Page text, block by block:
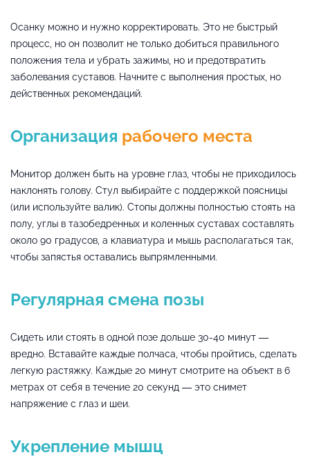
Осанку можно и нужно корректировать. Это не быстрый
процесс, но он позволит не только добиться правильного
положения тела и убрать зажимы, но и предотвратить
заболевания суставов. Начните с выполнения простых, но
действенных рекомендаций.
Организация рабочего места
Монитор должен быть на уровне глаз, чтобы не приходилось
наклонять голову. Стул выбирайте с поддержкой поясницы
(или используйте валик). Стопы должны полностью стоять на
полу, углы в тазобедренных и коленных суставах составлять
около 90 градусов, а клавиатура и мышь располагаться так,
чтобы запястья оставались выпрямленными.
Регулярная смена позы
Сидеть или стоять в одной позе дольше 30-40 минут —
вредно. Вставайте каждые полчаса, чтобы пройтись, сделать
легкую растяжку. Каждые 20 минут смотрите на объект в 6
метрах от себя в течение 20 секунд — это снимет
напряжение с глаз и шеи.
Укрепление мышц